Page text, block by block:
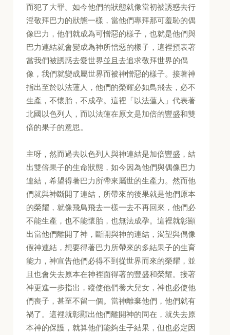
而犯了大罪。如今他們的狀態就像當初被誘惑去行
淫敬拜巴力的狀態一樣，當他們專拜那可羞恥的偶
像巴力，他們就成為可憎惡的樣子，也就是他們與
巴力連結就會變成為神所憎惡的樣子，這裡預表著
當我們被誘惑去愛世界並且去追求敬拜世界的偶
像，我們就變成屬世界而被神憎惡的樣子。接著神
指出至於以法蓮人，他們的榮耀必如鳥飛去，必不
生產，不懷胎，不成孕。這裡「以法蓮人」代表著
北國以色列人，而以法蓮在原文是加倍的豐盛和雙
倍的果子的意思。
主呀，然而過去以色列人與神連結是加倍豐盛，結
出雙倍果子的生命狀態，如今因為他們與偶像巴力
連結，希望得著巴力所帶來屬世的生產力。然而他
們就與神斷開了連結，所帶來的後果就是他們原本
的榮耀，就像飛鳥飛去一樣一去不再回來，他們必
不能生產，也不能懷胎，也無法成孕。這裡就彰顯
出當他們離開了神，斷開與神的連結，渴望與偶像
假神連結，想要得著巴力所帶來的多結果子的生育
能力，神宣告他們必得不到從世界而來的榮耀，並
且也會失去原本在神裡面得著的豐盛和榮耀。接著
神更進一步指出，縱使他們養大兒女，神也必使他
們喪子，甚至不留一個。當神離棄他們，他們就有
禍了。這裡就彰顯出他們離開神的同在，就失去原
本神的保護，就算他們能夠生子結果，但也必定因